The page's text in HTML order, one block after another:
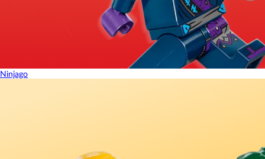
Ninjago